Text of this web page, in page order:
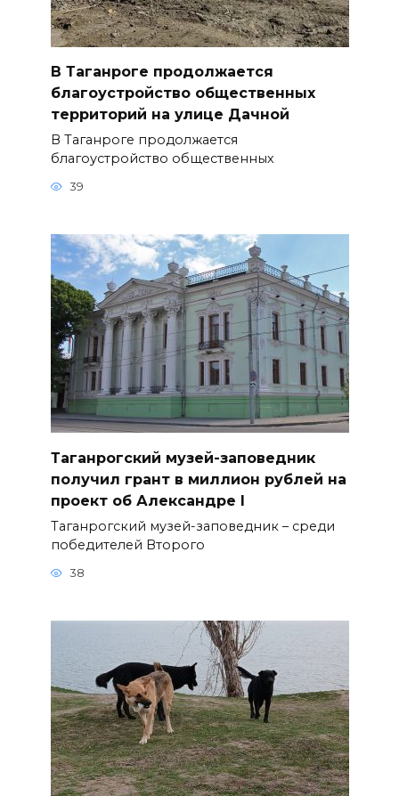
В Таганроге продолжается
благоустройство общественных
территорий на улице Дачной
В Таганроге продолжается
благоустройство общественных
39
Таганрогский музей-заповедник
получил грант в миллион рублей на
проект об Александре I
Таганрогский музей-заповедник – среди
победителей Второго
38